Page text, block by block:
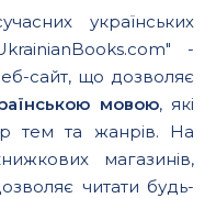
українських
-
сайт, що дозволяє
мовою, які
тем та жанрів. На
магазинів,
читати будь-